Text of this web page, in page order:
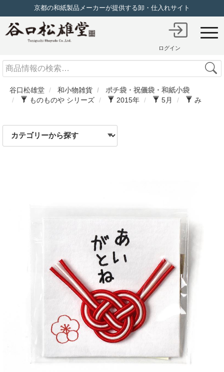
京都の和紙製品メーカーが提供する卸・仕入れサイト
ログイン
谷口松雄堂 和小物雑貨
ポチ袋・祝儀袋・和紙小袋
ものものや シリーズ
2015年 5月 み
Search